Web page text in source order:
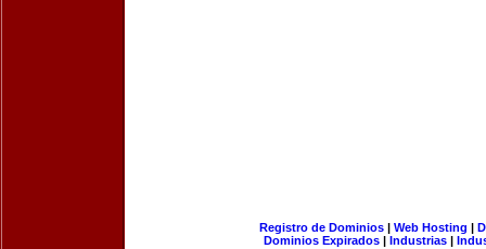
Registro de Dominios| Web Hosting |
Dominios Expirados | Industrias |